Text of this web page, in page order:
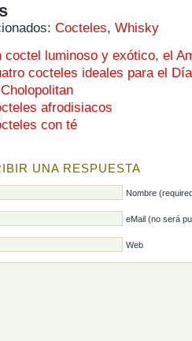
Cocteles, Whisky
coctel luminoso y exótico, el
cocteles ideales para el
afrodisiacos
con té
UNA RESPUESTA
Nombre
eMail (no será
Web